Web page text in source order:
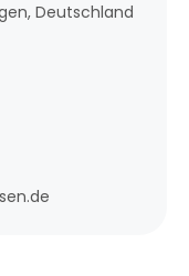
Deutschland